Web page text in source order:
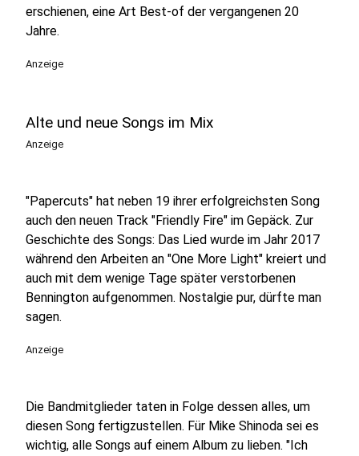
erschienen, eine Art Best-of der vergangenen 20
Jahre.
Anzeige
Alte und neue Songs im Mix
Anzeige
"Papercuts" hat neben 19 ihrer erfolgreichsten Song
auch den neuen Track "Friendly Fire" im Gepäck. Zur
Geschichte des Songs: Das Lied wurde im Jahr 2017
während den Arbeiten an "One More Light" kreiert und
auch mit dem wenige Tage später verstorbenen
Bennington aufgenommen. Nostalgie pur, dürfte man
sagen.
Anzeige
Die Bandmitglieder taten in Folge dessen alles, um
diesen Song fertigzustellen. Für Mike Shinoda sei es
wichtig, alle Songs auf einem Album zu lieben. "Ich